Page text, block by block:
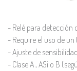
- Relé para detección
- Require el uso de
- Ajuste de
- Clase A , ASi o B